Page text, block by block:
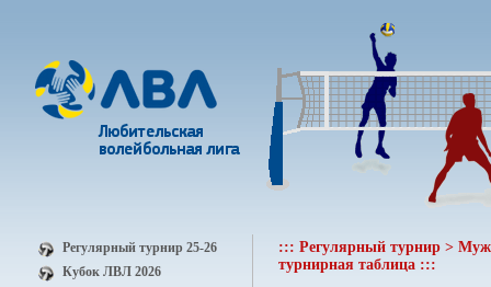
Регулярный турнир 25-26
Кубок ЛВЛ 2026
::: Регулярный турнир >
турнирная таблица :::